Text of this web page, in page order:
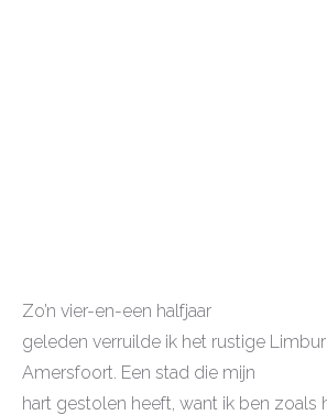
Zo’n vier-en-een halfjaar
geleden verruilde ik het rustige
Amersfoort. Een stad die mijn
hart gestolen heeft, want ik ben zoals